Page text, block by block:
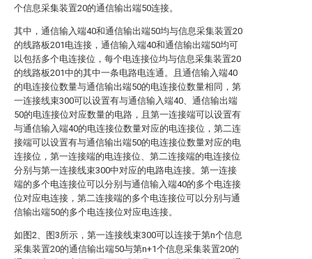
个信息采集装置20的通信输出端50连接。
其中，通信输入端40和通信输出端50均与信息采集装置20
的线路板201电连接，通信输入端40和通信输出端50均可
以包括多个电连接位，每个电连接位均与信息采集装置20
的线路板201中的其中一条电路电连通。且通信输入端40
的电连接位数量与通信输出端50的电连接位数量相同，第
一连接线束300可以设置有与通信输入端40、通信输出端
50的电连接位对应数量的电路，且第一连接端可以设置有
与通信输入端40的电连接位数量对应的电连接位，第二连
接端可以设置有与通信输出端50的电连接位数量对应的电
连接位，第一连接端的电连接位、第二连接端的电连接位
分别与第一连接线束300中对应的电路电连接。第一连接
端的多个电连接位可以分别与通信输入端40的多个电连接
位对应电连接，第二连接端的多个电连接位可以分别与通
信输出端50的多个电连接位对应电连接。
如图2、图3所示，第一连接线束300可以连接于第n个信息
采集装置20的通信输出端50与第n+1个信息采集装置20的